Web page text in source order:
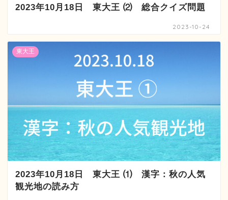
2023年10月18日 東大王 ⑵ 総合クイズ問題
2023-10-24
東大王
2023年10月18日 東大王 ⑴ 漢字：秋の人気
観光地の読み方